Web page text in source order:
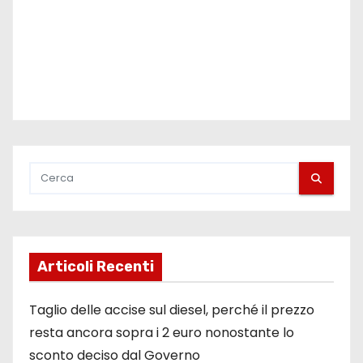
Articoli Recenti
Taglio delle accise sul diesel, perché il prezzo
resta ancora sopra i 2 euro nonostante lo
sconto deciso dal Governo